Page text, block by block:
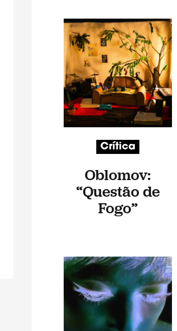
Crítica
Oblomov:
“Questão de
Fogo”